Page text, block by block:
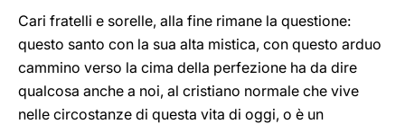
Cari fratelli e sorelle, alla fine rimane la questione:
questo santo con la sua alta mistica, con questo arduo
cammino verso la cima della perfezione ha da dire
qualcosa anche a noi, al cristiano normale che vive
nelle circostanze di questa vita di oggi, o è un